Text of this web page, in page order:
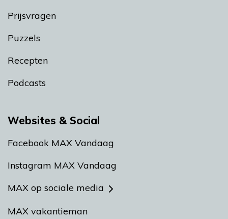
Prijsvragen
Puzzels
Recepten
Podcasts
Websites & Social
Facebook MAX Vandaag
Instagram MAX Vandaag
MAX op sociale media
MAX vakantieman